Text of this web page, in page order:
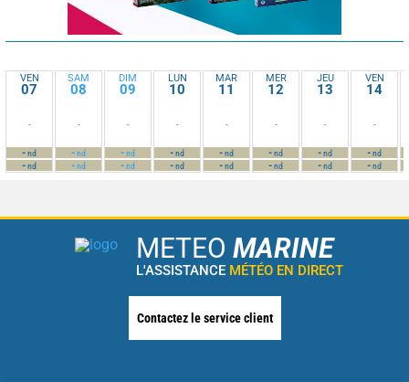
VEN
07
-
-nd
-nd
SAM
08
-
-nd
-nd
DIM
09
-
-nd
-nd
LUN
10
-
-nd
-nd
MAR
11
-
-nd
-nd
MER
12
-
-nd
-nd
JEU
13
-
-nd
-nd
VEN
14
-
-nd
-nd
METEO MARINE
L'ASSISTANCE MÉTÉO EN DIRECT
Contactez le service client